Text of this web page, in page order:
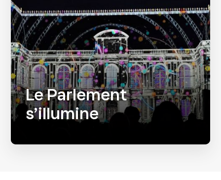
Le Parlement
s’illumine